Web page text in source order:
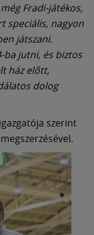
Fradi-játékos,
speciális, nagyon
játszani.
ba jutni, és biztos
ház előtt,
dolog
szerint